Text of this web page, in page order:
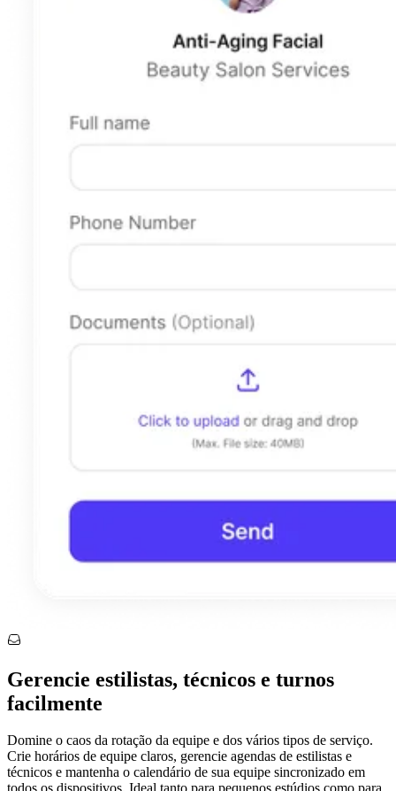
Gerencie estilistas, técnicos e turnos
facilmente
Domine o caos da rotação da equipe e dos vários tipos de serviço.
Crie horários de equipe claros, gerencie agendas de estilistas e
técnicos e mantenha o calendário de sua equipe sincronizado em